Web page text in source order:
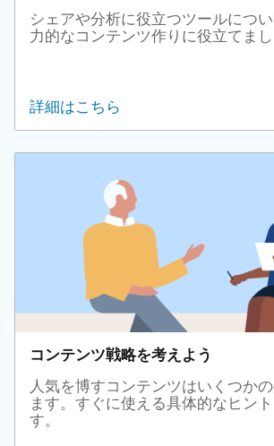
シェアや分析に役立つツールにつ
力的なコンテンツ作りに役立てまし
詳細はこちら
コンテンツ戦略を考えよう
人気を博すコンテンツはいくつか
ます。すぐに使える具体的なヒン
す。